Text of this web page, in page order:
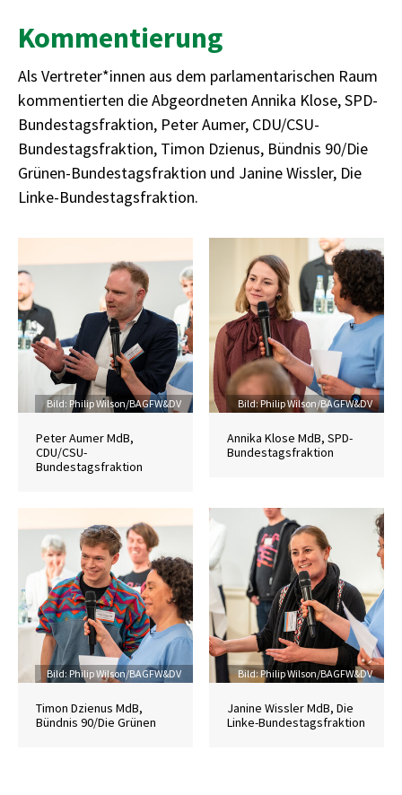
Kommentierung
Als Vertreter*innen aus dem parlamentarischen Raum
kommentierten die Abgeordneten Annika Klose, SPD-
Bundestagsfraktion, Peter Aumer, CDU/CSU-
Bundestagsfraktion, Timon Dzienus, Bündnis 90/Die
Grünen-Bundestagsfraktion und Janine Wissler, Die
Linke-Bundestagsfraktion.
Credit
Bild: Philip Wilson/BAGFW&DV
Peter Aumer MdB,
CDU/CSU-
Bundestagsfraktion
Credit
Bild: Philip Wilson/BAGFW&DV
Annika Klose MdB, SPD-
Bundestagsfraktion
Credit
Bild: Philip Wilson/BAGFW&DV
Timon Dzienus MdB,
Bündnis 90/Die Grünen
Credit
Bild: Philip Wilson/BAGFW&DV
Janine Wissler MdB, Die
Linke-Bundestagsfraktion